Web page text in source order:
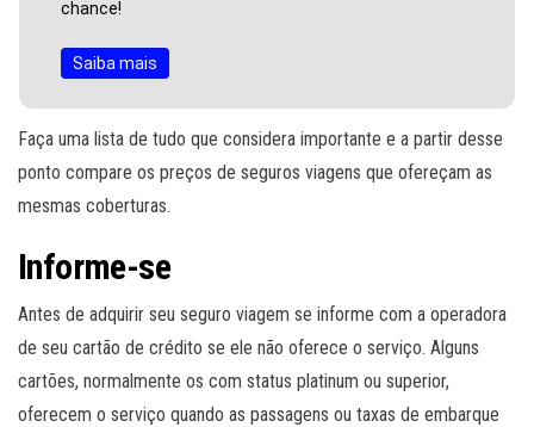
chance!
Saiba mais
Faça uma lista de tudo que considera importante e a partir desse
ponto compare os preços de seguros viagens que ofereçam as
mesmas coberturas.
Informe-se
Antes de adquirir seu seguro viagem se informe com a operadora
de seu cartão de crédito se ele não oferece o serviço. Alguns
cartões, normalmente os com status platinum ou superior,
oferecem o serviço quando as passagens ou taxas de embarque